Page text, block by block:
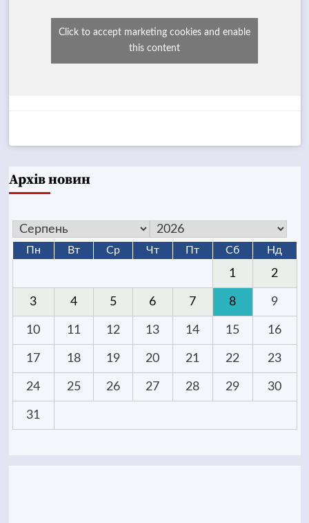
Click to accept marketing cookies and enable
this content
Архів новин
Пн Вт Ср Чт Пт Сб Нд
1 2
3 4 5 6 7 8 9
10 11 12 13 14 15 16
17 18 19 20 21 22 23
24 25 26 27 28 29 30
31